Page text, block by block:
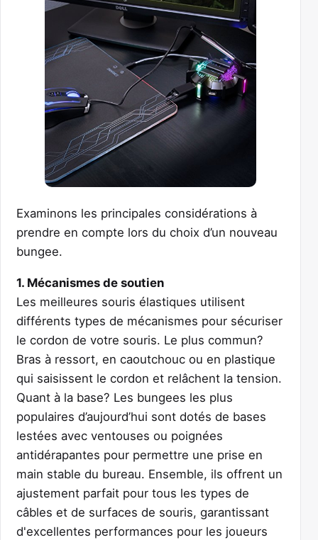
Examinons les principales considérations à
prendre en compte lors du choix d’un nouveau
bungee.
1. Mécanismes de soutien
Les meilleures souris élastiques utilisent
différents types de mécanismes pour sécuriser
le cordon de votre souris. Le plus commun?
Bras à ressort, en caoutchouc ou en plastique
qui saisissent le cordon et relâchent la tension.
Quant à la base? Les bungees les plus
populaires d’aujourd’hui sont dotés de bases
lestées avec ventouses ou poignées
antidérapantes pour permettre une prise en
main stable du bureau. Ensemble, ils offrent un
ajustement parfait pour tous les types de
câbles et de surfaces de souris, garantissant
d'excellentes performances pour les joueurs